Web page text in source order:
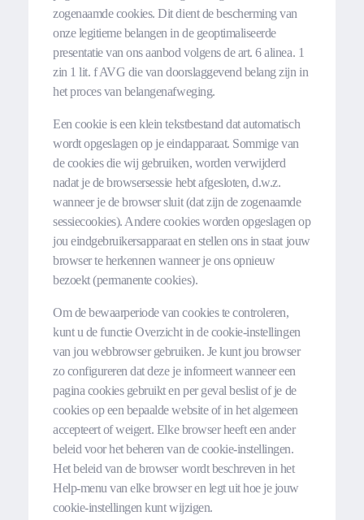
zogenaamde cookies. Dit dient de bescherming van
onze legitieme belangen in de geoptimaliseerde
presentatie van ons aanbod volgens de art. 6 alinea. 1
zin 1 lit. f AVG die van doorslaggevend belang zijn in
het proces van belangenafweging.
Een cookie is een klein tekstbestand dat automatisch
wordt opgeslagen op je eindapparaat. Sommige van
de cookies die wij gebruiken, worden verwijderd
nadat je de browsersessie hebt afgesloten, d.w.z.
wanneer je de browser sluit (dat zijn de zogenaamde
sessiecookies). Andere cookies worden opgeslagen op
jou eindgebruikersapparaat en stellen ons in staat jouw
browser te herkennen wanneer je ons opnieuw
bezoekt (permanente cookies).
Om de bewaarperiode van cookies te controleren,
kunt u de functie Overzicht in de cookie-instellingen
van jou webbrowser gebruiken. Je kunt jou browser
zo configureren dat deze je informeert wanneer een
pagina cookies gebruikt en per geval beslist of je de
cookies op een bepaalde website of in het algemeen
accepteert of weigert. Elke browser heeft een ander
beleid voor het beheren van de cookie-instellingen.
Het beleid van de browser wordt beschreven in het
Help-menu van elke browser en legt uit hoe je jouw
cookie-instellingen kunt wijzigen.